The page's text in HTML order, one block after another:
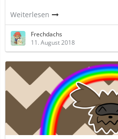
Weiterlesen
Frechdachs
11. August 2018